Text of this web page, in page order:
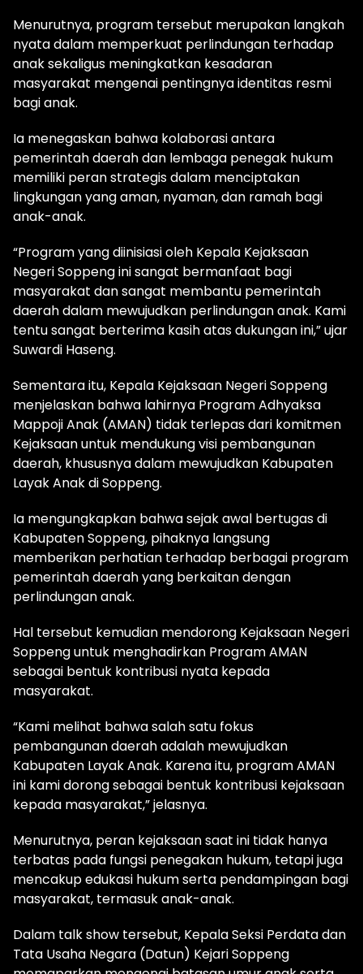
Menurutnya, program tersebut merupakan langkah
nyata dalam memperkuat perlindungan terhadap
anak sekaligus meningkatkan kesadaran
masyarakat mengenai pentingnya identitas resmi
bagi anak.
Ia menegaskan bahwa kolaborasi antara
pemerintah daerah dan lembaga penegak hukum
memiliki peran strategis dalam menciptakan
lingkungan yang aman, nyaman, dan ramah bagi
anak-anak.
“Program yang diinisiasi oleh Kepala Kejaksaan
Negeri Soppeng ini sangat bermanfaat bagi
masyarakat dan sangat membantu pemerintah
daerah dalam mewujudkan perlindungan anak. Kami
tentu sangat berterima kasih atas dukungan ini,” ujar
Suwardi Haseng.
Sementara itu, Kepala Kejaksaan Negeri Soppeng
menjelaskan bahwa lahirnya Program Adhyaksa
Mappoji Anak (AMAN) tidak terlepas dari komitmen
Kejaksaan untuk mendukung visi pembangunan
daerah, khususnya dalam mewujudkan Kabupaten
Layak Anak di Soppeng.
Ia mengungkapkan bahwa sejak awal bertugas di
Kabupaten Soppeng, pihaknya langsung
memberikan perhatian terhadap berbagai program
pemerintah daerah yang berkaitan dengan
perlindungan anak.
Hal tersebut kemudian mendorong Kejaksaan Negeri
Soppeng untuk menghadirkan Program AMAN
sebagai bentuk kontribusi nyata kepada
masyarakat.
“Kami melihat bahwa salah satu fokus
pembangunan daerah adalah mewujudkan
Kabupaten Layak Anak. Karena itu, program AMAN
ini kami dorong sebagai bentuk kontribusi kejaksaan
kepada masyarakat,” jelasnya.
Menurutnya, peran kejaksaan saat ini tidak hanya
terbatas pada fungsi penegakan hukum, tetapi juga
mencakup edukasi hukum serta pendampingan bagi
masyarakat, termasuk anak-anak.
Dalam talk show tersebut, Kepala Seksi Perdata dan
Tata Usaha Negara (Datun) Kejari Soppeng